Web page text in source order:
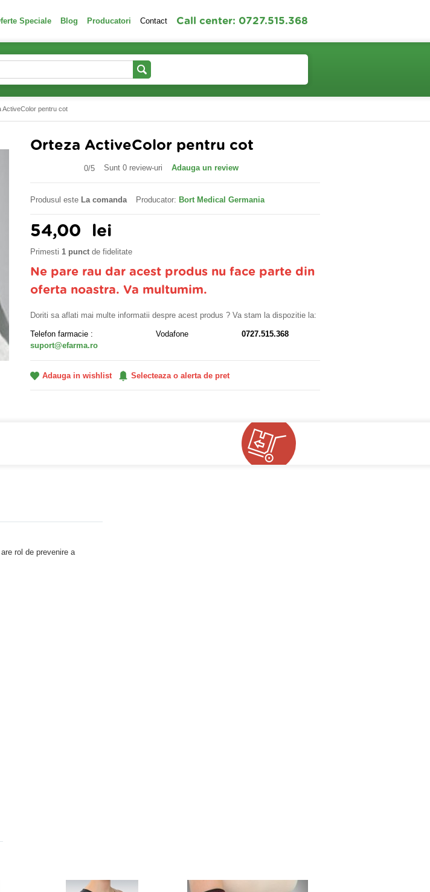
Speciale Blog Producatori Contact Call center: 0727.515.368
ActiveColor pentru cot
Orteza ActiveColor pentru cot
0/5 Sunt 0 review-uri Adauga un review
Produsul este La comanda Producator: Bort Medical Germania
54,00 lei
Primesti 1 punct de fidelitate
Ne pare rau dar acest produs nu face parte din
oferta noastra. Va multumim.
Doriti sa aflati mai multe informatii despre acest produs ? Va stam la dispozitie la:
Telefon farmacie : Vodafone
0727.515.368
suport@efarma.ro
Adauga in wishlist Selecteaza o alerta de pret
rol de prevenire a